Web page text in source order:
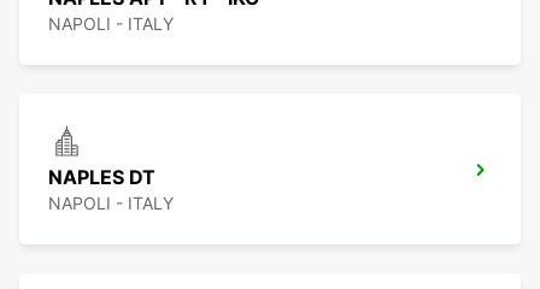
NAPOLI - ITALY
NAPLES DT
NAPOLI - ITALY